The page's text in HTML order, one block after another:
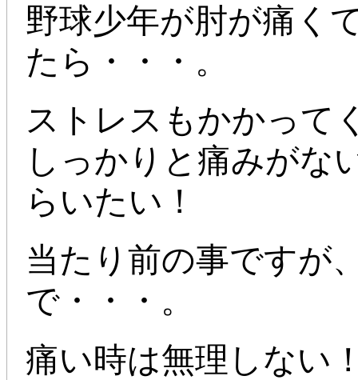
野球少年が肘が痛く
たら・・・。
ストレスもかかって
しっかりと痛みがな
らいたい！
当たり前の事ですが
で・・・。
痛い時は無理しない